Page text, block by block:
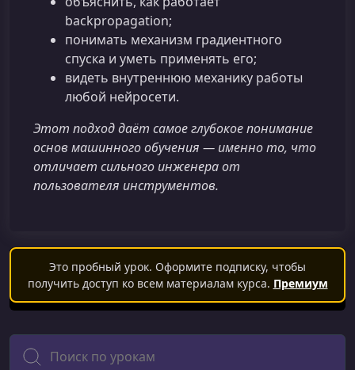
backpropagation;
понимать механизм градиентного
спуска и уметь применять его;
видеть внутреннюю механику работы
любой нейросети.
Этот подход даёт самое глубокое понимание
основ машинного обучения — именно то, что
отличает сильного инженера от
пользователя инструментов.
Это пробный урок. Оформите подписку, чтобы
получить доступ ко всем материалам курса. Премиум
Поиск